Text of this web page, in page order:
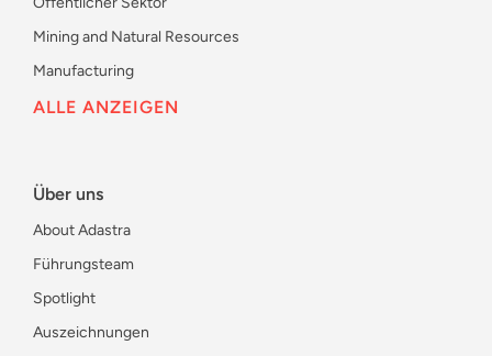
Mining and Natural Resources
Manufacturing
ALLE ANZEIGEN
Über uns
About Adastra
Führungsteam
Spotlight
Auszeichnungen